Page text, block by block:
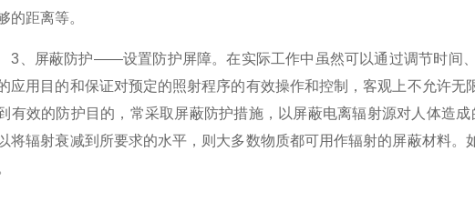
的距离等。
屏蔽防护——设置防护屏障。在实际工作中虽然可以通过调节时间、
应用目的和保证对预定的照射程序的有效操作和控制，客观上不允许
有效的防护目的，常采取屏蔽防护措施，以屏蔽电离辐射源对人体造
将辐射衰减到所要求的水平，则大多数物质都可用作辐射的屏蔽材料